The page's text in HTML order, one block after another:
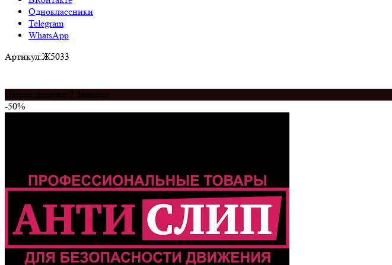
Одноклассники
Telegram
WhatsApp
Артикул:Ж5033
Нашли дешевле? Звоните
-50%